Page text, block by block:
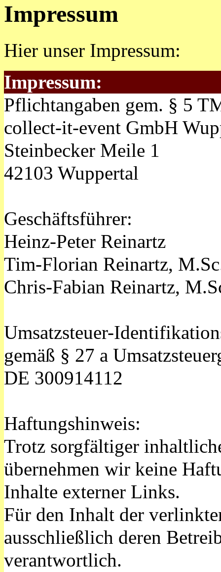
Impressum
Hier unser Impressum:
Impressum:
Pflichtangaben gem. § 5
collect-it-event GmbH
Steinbecker Meile 1
42103 Wuppertal
Geschäftsführer:
Heinz-Peter Reinartz
Tim-Florian Reinartz,
Chris-Fabian Reinartz,
Umsatzsteuer-
gemäß § 27 a
DE 300914112
Haftungshinweis:
Trotz sorgfältiger
übernehmen wir keine
Inhalte externer Links.
Für den Inhalt der
ausschließlich deren
verantwortlich.